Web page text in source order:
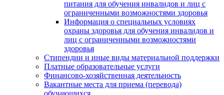
питания для обучения инвалидов и лиц с
ограниченными возможностями здоровья
Информация о специальных условиях
охраны здоровья для обучения инвалидов и
лиц с ограниченными возможностями
здоровья
Стипендии и иные виды материальной поддержки
Платные образовательные услуги
Финансово-хозяйственная деятельность
Вакантные места для приема (перевода)
обучающихся